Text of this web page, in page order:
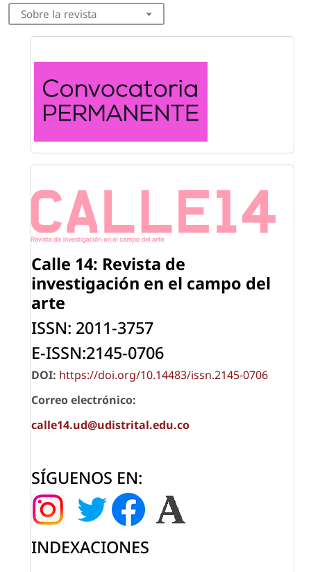
Sobre la revista
Calle 14: Revista de
investigación en el campo del
arte
ISSN: 2011-3757
E-ISSN:2145-0706
DOI: https://doi.org/10.14483/issn.2145-0706
Correo electrónico:
calle14.ud@udistrital.edu.co
SÍGUENOS EN:
INDEXACIONES